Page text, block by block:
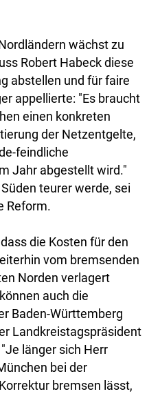
wächst zu
Robert Habeck diese
abstellen und für faire
appellierte: "Es braucht
einen konkreten
der Netzentgelte,
feindliche
Jahr abgestellt wird."
teurer werde, sei
Reform.
die Kosten für den
vom bremsenden
Norden verlagert
auch die
Baden-Württemberg
Landkreistagspräsident
länger sich Herr
bei der
bremsen lässt,